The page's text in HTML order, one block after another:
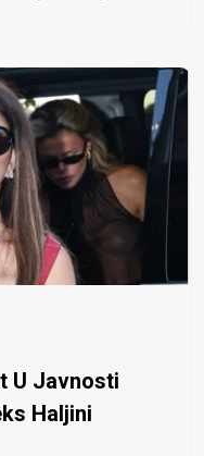
U Javnosti
Haljini